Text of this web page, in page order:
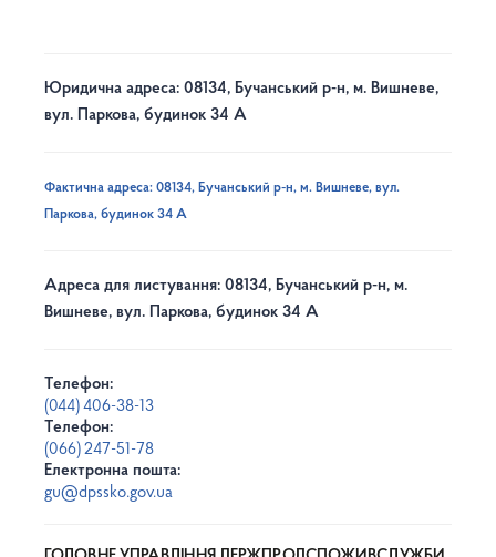
Юридична адреса: 08134, Бучанський р-н, м. Вишневе,
вул. Паркова, будинок 34 А
Фактична адреса: 08134, Бучанський р-н, м. Вишневе, вул.
Паркова, будинок 34 А
Адреса для листування: 08134, Бучанський р-н, м.
Вишневе, вул. Паркова, будинок 34 А
Телефон:
(044) 406-38-13
Телефон:
(066) 247-51-78
Електронна пошта:
gu@dpssko.gov.ua